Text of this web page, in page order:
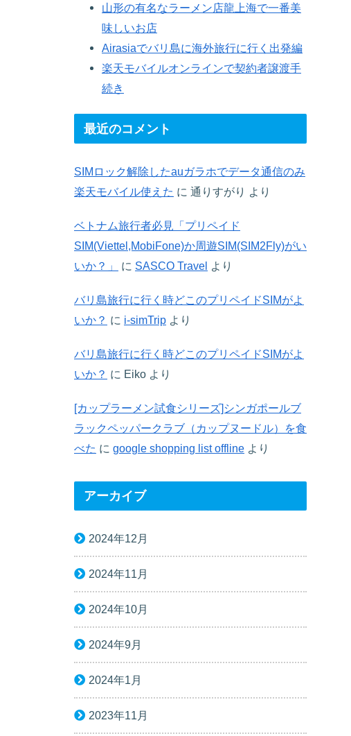
山形の有名なラーメン店龍上海で一番美
味しいお店
Airasiaでバリ島に海外旅行に行く出発編
楽天モバイルオンラインで契約者譲渡手
続き
最近のコメント
SIMロック解除したauガラホでデータ通信のみ
楽天モバイル使えた に 通りすがり より
ベトナム旅行者必見「プリペイド
SIM(Viettel,MobiFone)か周遊SIM(SIM2Fly)がい
いか？」
に SASCO Travel より
バリ島旅行に行く時どこのプリペイドSIMがよ
いか？ に i-simTrip より
バリ島旅行に行く時どこのプリペイドSIMがよ
いか？ に Eiko より
[カップラーメン試食シリーズ]シンガポールブ
ラックペッパークラブ（カップヌードル）を食
べた に google shopping list offline より
アーカイブ
2024年12月
2024年11月
2024年10月
2024年9月
2024年1月
2023年11月